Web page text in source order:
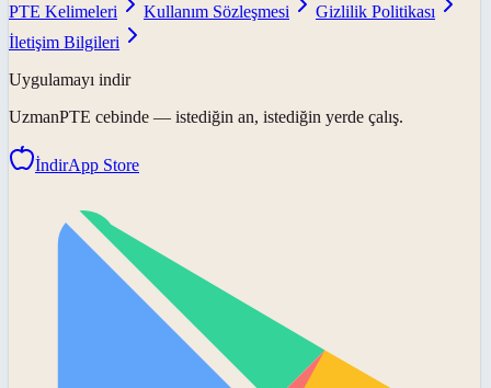
PTE Kelimeleri
Kullanım Sözleşmesi
Gizlilik Politikası
İletişim Bilgileri
Uygulamayı indir
UzmanPTE cebinde — istediğin an, istediğin yerde çalış.
İndirApp Store